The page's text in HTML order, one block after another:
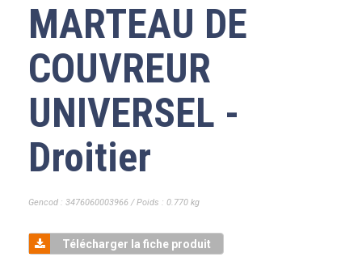
MARTEAU DE
COUVREUR
UNIVERSEL -
Droitier
Gencod : 3476060003966 / Poids : 0.770 kg
Télécharger la fiche produit